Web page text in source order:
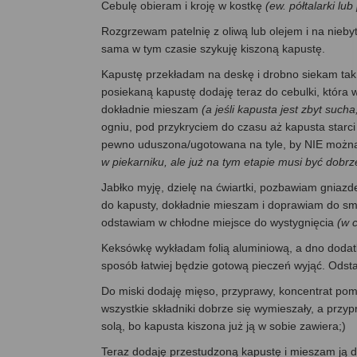
Cebulę obieram i kroję w kostkę (ew. półtalarki lub
Rozgrzewam patelnię z oliwą lub olejem i na
sama w tym czasie szykuję kiszoną kapustę.
Kapustę przekładam na deskę i drobno siekam
posiekaną kapustę dodaję teraz do cebulki, która
dokładnie mieszam (a jeśli kapusta jest zbyt
ogniu, pod przykryciem do czasu aż kapusta
pewno uduszona/ugotowana na tyle, by NIE
w piekarniku, ale już na tym etapie musi być
Jabłko myję, dzielę na ćwiartki, pozbawiam
do kapusty, dokładnie mieszam i doprawiam do
odstawiam w chłodne miejsce do wystygnięcia (w
Keksówkę wykładam folią aluminiową, a dno
sposób łatwiej będzie gotową pieczeń wyjąć.
Do miski dodaję mięso, przyprawy, koncentrat
wszystkie składniki dobrze się wymieszały, a
solą, bo kapusta kiszona już ją w sobie zawiera;)
Teraz dodaję przestudzoną kapustę i mieszam ją